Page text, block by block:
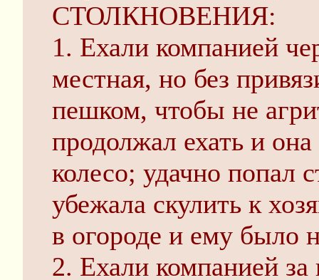
СТОЛКНОВЕНИЯ:
1. Ехали компанией
местная, но без
пешком, чтобы не
продолжал ехать и она
колесо; удачно попал
убежала скулить к
в огороде и ему было
2. Ехали компанией